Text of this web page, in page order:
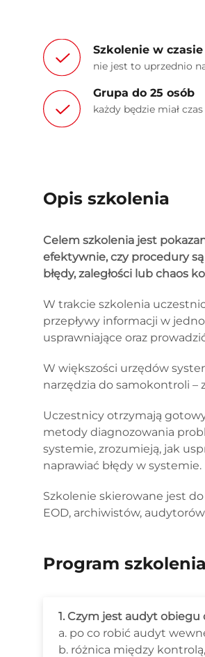
Szkolenie w
nie jest to uprzednio
Grupa do 25 osób
każdy będzie miał
Opis szkolenia
Celem szkolenia jest
efektywnie, czy procedury są
błędy, zaległości lub chaos
W trakcie szkolenia
przepływy informacji w
usprawniające oraz
W większości urzędów
narzędzia do samokontroli
Uczestnicy otrzymają
metody diagnozowania
systemie, zrozumieją, jak
naprawiać błędy w systemie.
Szkolenie skierowane jest
EOD, archiwistów,
Program szkolenia
1. Czym jest audyt
a. po co robić audyt
b. różnica między